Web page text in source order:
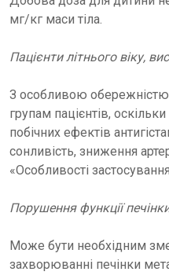
мг/кг маси тіла.
Пацієнти літнього віку,
З особливою
групам пацієнтів,
побічних ефектів
сонливість, зниження
«Особливості
Порушення функції
Може бути необхідним
захворюванні печінки